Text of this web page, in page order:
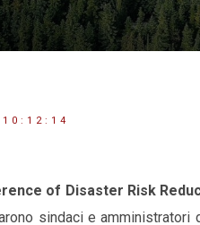
of Disaster Risk
sindaci e